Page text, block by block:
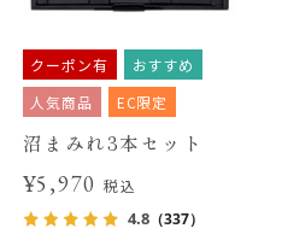
クーポン有
おすすめ
人気商品
EC限定
沼まみれ3本セット
¥5,970税込
4.8（337）